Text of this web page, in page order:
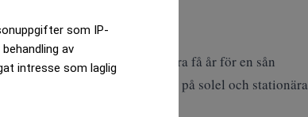
som IP-
av
intresse som laglig
återbetalningstider på några få år för en sån
vid Chalmers med inriktning på solel och stationära